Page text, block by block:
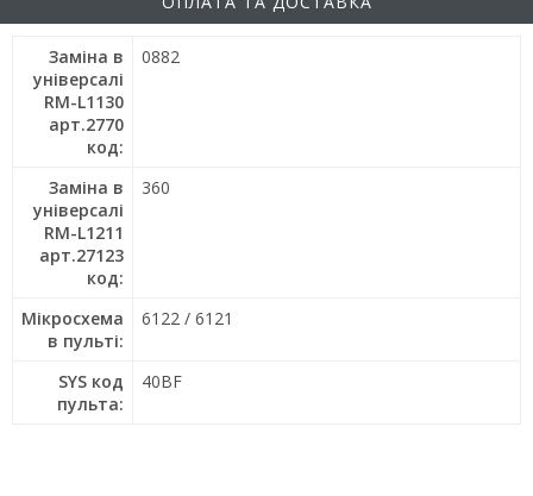
Заміна в
універсалі
RM-L1130
арт.2770
код:
0882
Заміна в
універсалі
RM-L1211
арт.27123
код:
360
Мікросхема
в пульті:
6122 / 6121
SYS код
пульта:
40BF